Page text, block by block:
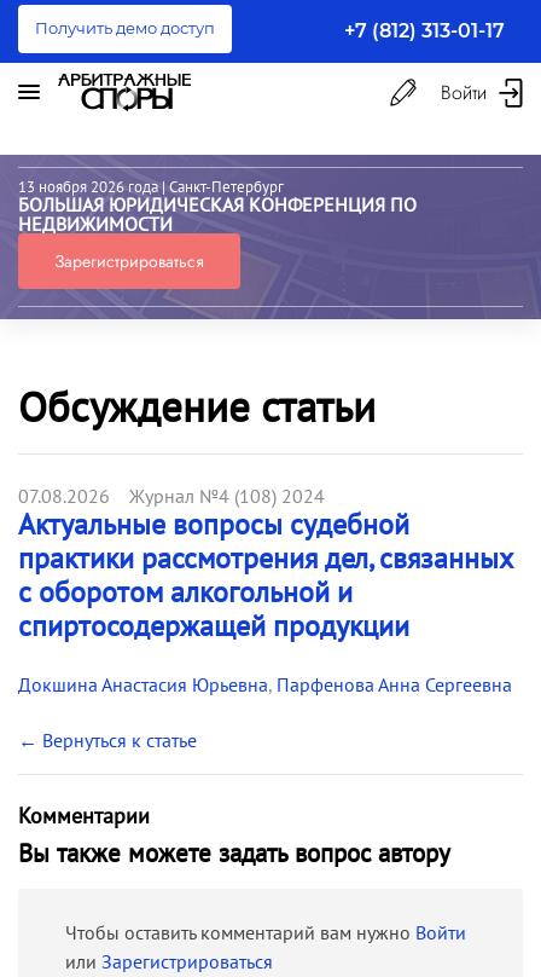
Получить демо доступ +7 (812) 313-01-17
Войти
13 ноября 2026 года | Санкт-Петербург
БОЛЬШАЯ ЮРИДИЧЕСКАЯ КОНФЕРЕНЦИЯ ПО
НЕДВИЖИМОСТИ
Зарегистрироваться
Обсуждение статьи
07.08.2026 Журнал №4 (108) 2024
Актуальные вопросы судебной
практики рассмотрения дел, связанных
с оборотом алкогольной и
спиртосодержащей продукции
Докшина Анастасия Юрьевна, Парфенова Анна Сергеевна
← Вернуться к статье
Комментарии
Вы также можете задать вопрос автору
Чтобы оставить комментарий вам нужно Войти
или Зарегистрироваться